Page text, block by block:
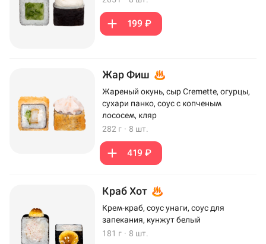
199 ₽
Жар Фиш
Жареный окунь, сыр Cremette, огурцы,
сухари панко, соус с копченым
лососем, кляр
282 г · 8 шт.
419 ₽
Краб Хот
Крем-краб, соус унаги, соус для
запекания, кунжут белый
181 г · 8 шт.